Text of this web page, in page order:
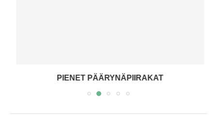
PIENET PÄÄRYNÄPIIRAKAT